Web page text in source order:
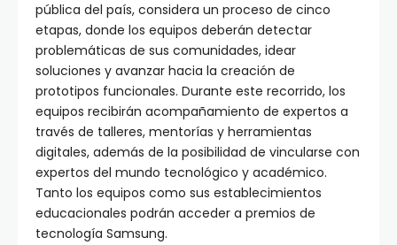
pública del país, considera un proceso de cinco
etapas, donde los equipos deberán detectar
problemáticas de sus comunidades, idear
soluciones y avanzar hacia la creación de
prototipos funcionales. Durante este recorrido, los
equipos recibirán acompañamiento de expertos a
través de talleres, mentorías y herramientas
digitales, además de la posibilidad de vincularse con
expertos del mundo tecnológico y académico.
Tanto los equipos como sus establecimientos
educacionales podrán acceder a premios de
tecnología Samsung.